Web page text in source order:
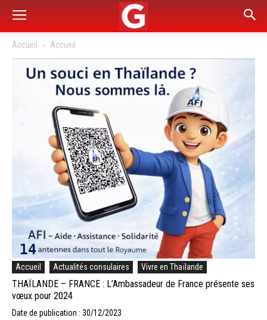
Accueil Accueil
Accueil Actualités consulaires Vivre en Thaïlande
THAÏLANDE – FRANCE : L’Ambassadeur de France présente ses
vœux pour 2024
Date de publication : 30/12/2023